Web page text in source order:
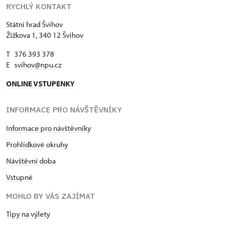
RYCHLÝ KONTAKT
Státní hrad Švihov
Žižkova 1, 340 12 Švihov
T 376 393 378
E svihov@npu.cz
ONLINE VSTUPENKY
INFORMACE PRO NÁVŠTĚVNÍKY
Informace pro návštěvníky
Prohlídkové okruhy
Návštěvní doba
Vstupné
MOHLO BY VÁS ZAJÍMAT
Tipy na výlety